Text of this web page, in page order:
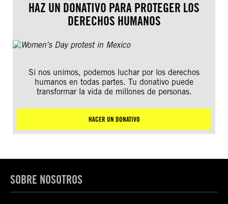
HAZ UN DONATIVO PARA PROTEGER LOS
DERECHOS HUMANOS
Si nos unimos, podemos luchar por los derechos
humanos en todas partes. Tu donativo puede
transformar la vida de millones de personas.
HACER UN DONATIVO
SOBRE NOSOTROS